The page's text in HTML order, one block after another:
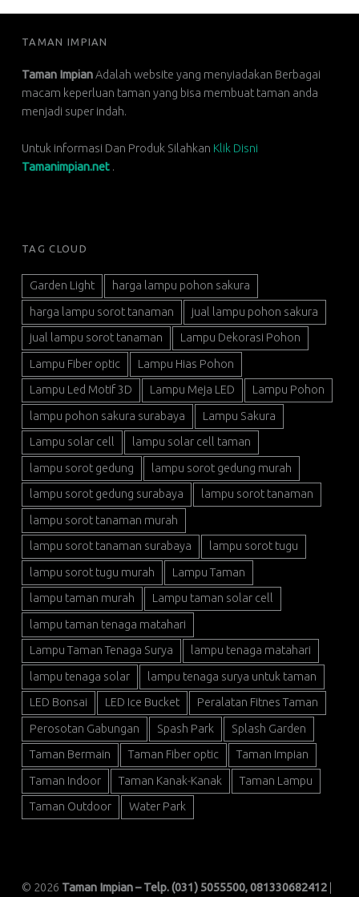
FOOTER SIDEBAR
TAMAN IMPIAN
Taman ImpianAdalah website yang menyiadakan Berbagai
macam keperluan taman yang bisa membuat taman anda
menjadi super indah.
Untuk informasi Dan Produk Silahkan Klik Disni
Tamanimpian.net .
TAG CLOUD
Garden Light harga lampu pohon sakura
harga lampu sorot tanaman jual lampu pohon sakura
jual lampu sorot tanaman Lampu Dekorasi Pohon
Lampu Fiber optic Lampu Hias Pohon
Lampu Led Motif 3D Lampu Meja LED Lampu Pohon
lampu pohon sakura surabaya Lampu Sakura
Lampu solar cell lampu solar cell taman
lampu sorot gedung lampu sorot gedung murah
lampu sorot gedung surabaya lampu sorot tanaman
lampu sorot tanaman murah
lampu sorot tanaman surabaya lampu sorot tugu
lampu sorot tugu murah Lampu Taman
lampu taman murah Lampu taman solar cell
lampu taman tenaga matahari
Lampu Taman Tenaga Surya lampu tenaga matahari
lampu tenaga solar lampu tenaga surya untuk taman
LED Bonsai LED Ice Bucket Peralatan Fitnes Taman
Perosotan Gabungan Spash Park Splash Garden
Taman Bermain Taman Fiber optic Taman Impian
Taman Indoor Taman Kanak-Kanak Taman Lampu
Taman Outdoor Water Park
© 2026 Taman Impian – Telp. (031) 5055500, 081330682412